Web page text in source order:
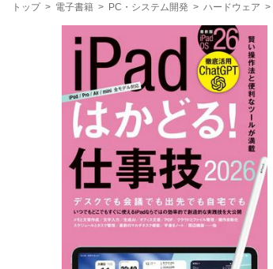
現
トップ > 電子書籍 > PC・システム開発 > ハードウェア >